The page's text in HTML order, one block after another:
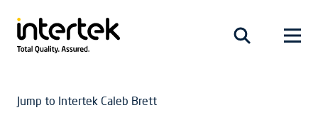
Jump to Intertek Caleb Brett